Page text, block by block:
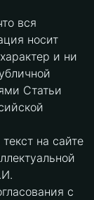
вся
носит
и ни
Статьи
на сайте
с